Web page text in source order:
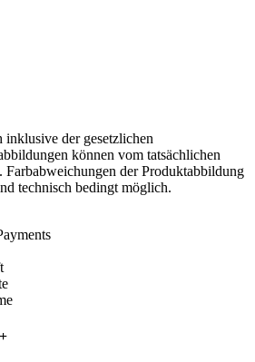
inklusive der gesetzlichen
können vom tatsächlichen
der Produktabbildung
technisch bedingt möglich.
+